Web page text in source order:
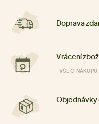
Doprava
Vrácení
VŠE O NÁKUPU
Objednávky